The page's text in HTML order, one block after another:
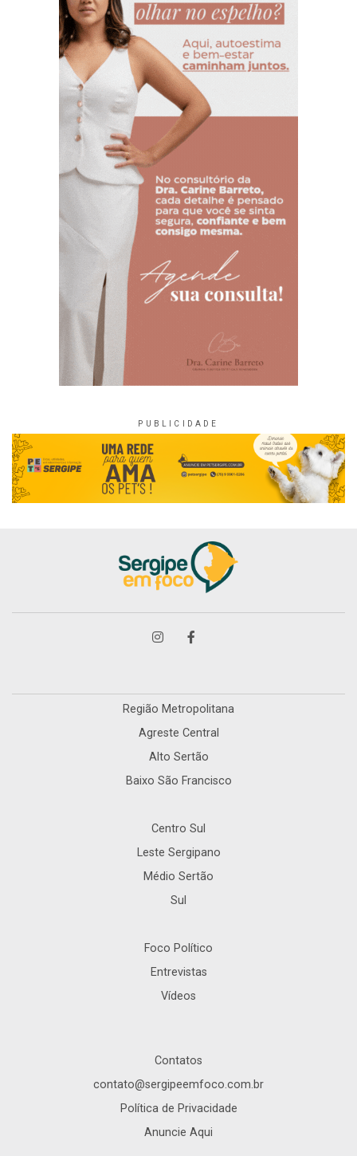
Região Metropolitana
Agreste Central
Alto Sertão
Baixo São Francisco
Centro Sul
Leste Sergipano
Médio Sertão
Sul
Foco Político
Entrevistas
Vídeos
Contatos
contato@sergipeemfoco.com.br
Política de Privacidade
Anuncie Aqui